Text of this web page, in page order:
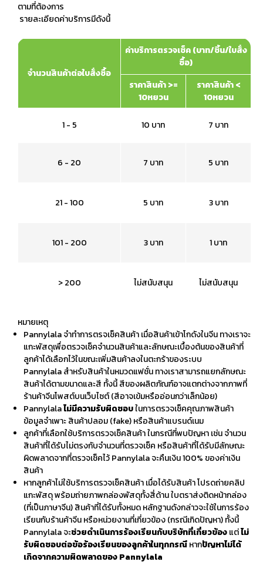
ตามที่ต้องการ
รายละเอียดค่าบริการมีดังนี้
จำนวนสินค้าต่อใบสั่งซื้อ
ค่าบริการตรวจเช็ค (บาท/ชิ้น/ใบสั่ง
ซื้อ)
ราคาสินค้า >=
10หยวน
ราคาสินค้า <
10หยวน
1 - 5 10 บาท 7 บาท
6 - 20 7 บาท 5 บาท
21 - 100 5 บาท 3 บาท
101 - 200 3 บาท 1 บาท
> 200 ไม่สนับสนุน ไม่สนับสนุน
หมายเหตุ
Pannylala จำทำการตรจเช็คสินค้า เมื่อสินค้าเข้าโกดังในจีน ทางเราจะ
แกะพัสดุเพื่อตรวจเช็คจำนวนสินค้าและลักษณะเบื้องต้นของสินค้าที่
ลูกค้าได้เลือกไว้ในขณะเพิ่มสินค้าลงในตะกร้าของระบบ
Pannylala สำหรับสินค้าในหมวดแฟชั่น ทางเราสามารถแยกลักษณะ
สินค้าได้ตามขนาดและสี ทั้งนี้ สีของผลิตภัณฑ์อาจแตกต่างจากภาพที่
ร้านค้าจีนโพสต์บนเว็บไซต์ (สีอาจเข้มหรืออ่อนกว่าเล็กน้อย)
Pannylalaไม่มีความรับผิดชอบในการตรวจเช็คคุณภาพสินค้า
ข้อมูลจำเพาะ สินค้าปลอม (fake) หรือสินค้าแบรนด์เนม
ลูกค้าที่เลือกใช้บริการตรวจเช็คสินค้า ในกรณีที่พบปัญหา เช่น จำนวน
สินค้าที่ได้รับไม่ตรงกับจำนวนที่ตรวจเช็ค หรือสินค้าที่ได้รับมีลักษณะ
ผิดพลาดจากที่ตรวจเช็คไว้ Pannylala จะคืนเงิน 100% ของค่าเงิน
สินค้า
หากลูกค้าไม่ใช้บริการตรวจเช็คสินค้า เมื่อได้รับสินค้า โปรดถ่ายคลิป
แกะพัสดุ พร้อมถ่ายภาพกล่องพัสดุทั้งสี่ด้าน ใบตราส่งติดหน้ากล่อง
(ที่เป็นภาษาจีน) สินค้าที่ได้รับทั้งหมด หลักฐานดังกล่าวจะใช้ในการร้อง
เรียนกับร้านค้าจีน หรือหน่วยงานที่เกี่ยวข้อง (กรณีเกิดปัญหา)ทั้งนี้
Pannylala จะช่วยดำเนินการร้องเรียนกับบริษัทที่เกี่ยวข้องแต่ไม่
รับผิดชอบต่อข้อร้องเรียนของลูกค้าในทุกกรณีหากปัญหาไม่ได้
เกิดจากความผิดพลาดของ Pannylala